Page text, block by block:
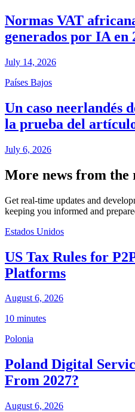
Normas VAT
generados por IA en
July 14, 2026
Países Bajos
Un caso neerlandés
la prueba del
July 6, 2026
More news from the
Get real-time updates and
keeping you informed and
Estados Unidos
US Tax Rules for
Platforms
August 6, 2026
10 minutes
Polonia
Poland Digital
From 2027?
August 6, 2026